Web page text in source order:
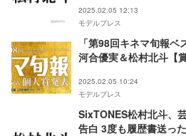
2025.02.05 12:13
モデルプレス
「第98回キネマ旬報
河合優実＆松村北斗【
2025.02.05 10:24
モデルプレス
SixTONES松村北斗、
告白 3度も履歴書送っ